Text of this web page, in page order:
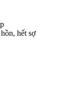
hết sợ